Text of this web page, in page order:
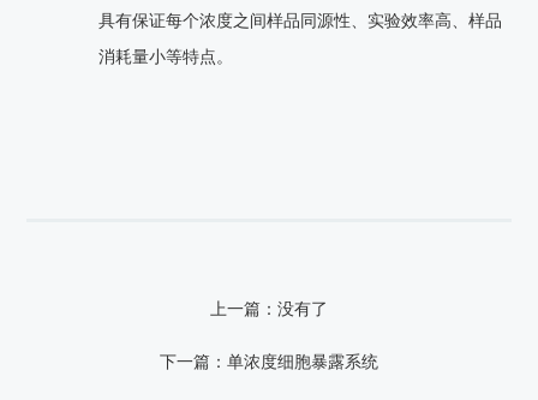
具有保证每个浓度之间样品同源性、实验效率高、样品
消耗量小等特点。
上一篇：没有了
下一篇：单浓度细胞暴露系统